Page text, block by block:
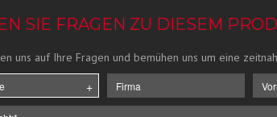
SIE FRAGEN ZU DIESEM
uns auf Ihre Fragen und bemühen uns um eine